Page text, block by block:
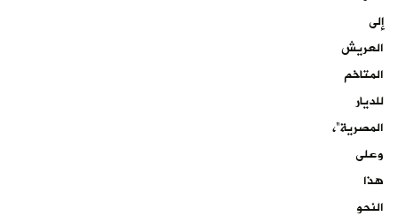
إلى
العريش
المتاخم
للديار
المصرية”،
وعلى
هذا
النحو